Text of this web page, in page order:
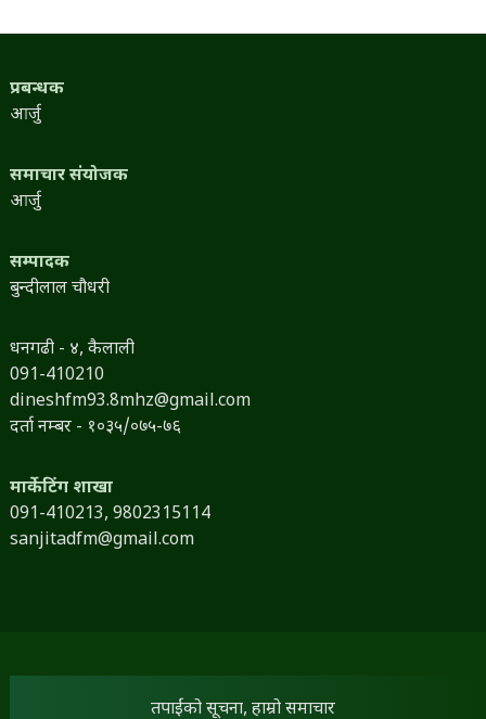
प्रबन्धक
आर्जु
समाचार संयोजक
आर्जु
सम्पादक
बुन्दीलाल चौधरी
धनगढी - ४, कैलाली
091-410210
dineshfm93.8mhz@gmail.com
दर्ता नम्बर - १०३५/०७५-७६
मार्केटिंग शाखा
091-410213, 9802315114
sanjitadfm@gmail.com
तपाईंको सूचना, हाम्रो समाचार